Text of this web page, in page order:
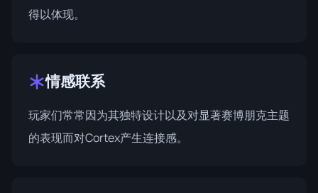
得以体现。
情感联系
玩家们常常因为其独特设计以及对显著赛博朋克主题
的表现而对Cortex产生连接感。